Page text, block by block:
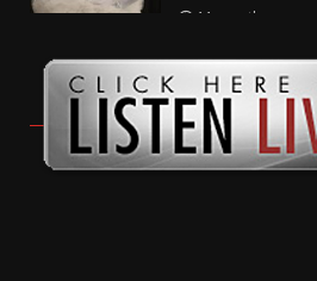
11 months ago